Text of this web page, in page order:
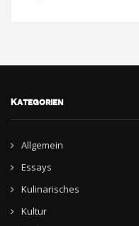
Kategorien
Allgemein
Essays
Kulinarisches
Kultur